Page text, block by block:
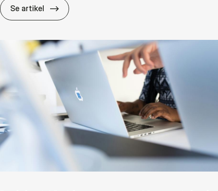
Se artikel ”Vi kan gå fra di­gi­ta­li­se­ret sam­fund til